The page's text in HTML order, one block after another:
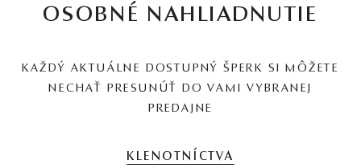
OSOBNÉ NAHLIADNUTIE
KAŽDÝ AKTUÁLNE DOSTUPNÝ ŠPERK SI MÔŽETE
NECHAŤ PRESUNÚŤ DO VAMI VYBRANEJ
PREDAJNE
KLENOTNÍCTVA